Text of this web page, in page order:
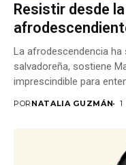
Resistir desde
La afrodescendencia
salvadoreña, sostiene
imprescindible para
POR NATALIA GUZMÁN 1